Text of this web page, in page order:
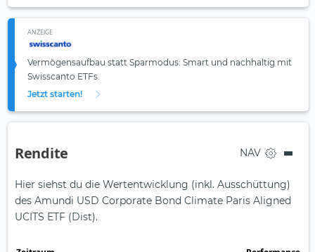
ANZEIGE
Vermögensaufbau statt Sparmodus: Smart und nachhaltig mit
Swisscanto ETFs.
Jetzt starten!
Rendite NAV
Hier siehst du die Wertentwicklung (inkl. Ausschüttung)
des Amundi USD Corporate Bond Climate Paris Aligned
UCITS ETF (Dist).